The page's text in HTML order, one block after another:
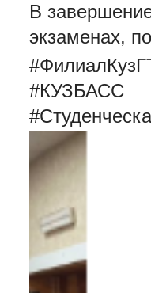
В
экзаменах,
#КУЗБАСС